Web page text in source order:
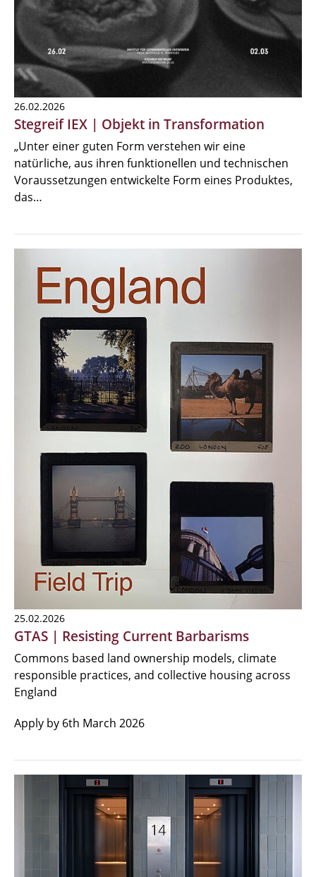
26.02.2026
Stegreif IEX | Objekt in Transformation
„Unter einer guten Form verstehen wir eine
natürliche, aus ihren funktionellen und technischen
Voraussetzungen entwickelte Form eines Produktes,
das…
25.02.2026
GTAS | Resisting Current Barbarisms
Commons based land ownership models, climate
responsible practices, and collective housing across
England
Apply by 6th March 2026